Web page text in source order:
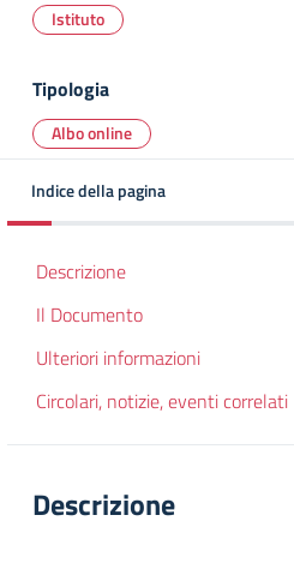
Istituto
Tipologia
Albo online
Indice della pagina
Descrizione
Il Documento
Ulteriori informazioni
Circolari, notizie, eventi correlati
Descrizione